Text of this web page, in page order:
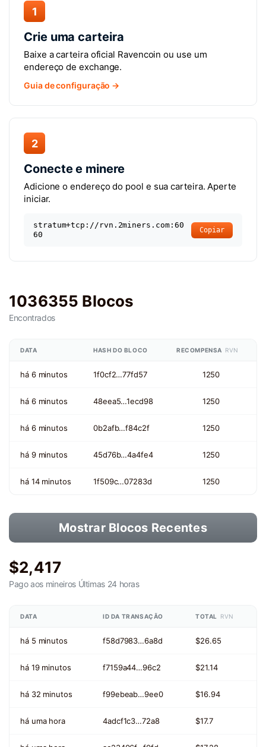
1
Crie uma carteira
Baixe a carteira oficial Ravencoin ou use um
endereço de exchange.
Guia de configuração →
2
Conecte e minere
Adicione o endereço do pool e sua carteira. Aperte
iniciar.
stratum+tcp://rvn.2miners.com:60
60
Copiar
1036355 Blocos
Encontrados
DATA HASH DO BLOCO RECOMPENSA RVN
há 6 minutos 1f0cf2…77fd57 1250
há 6 minutos 48eea5…1ecd98 1250
há 6 minutos 0b2afb…f84c2f 1250
há 9 minutos 45d76b…4a4fe4 1250
há 14 minutos 1f509c…07283d 1250
Mostrar Blocos Recentes
$2,417
Pago aos mineiros Últimas 24 horas
DATA ID DA TRANSAÇÃO TOTAL RVN
há 5 minutos f58d7983…6a8d $26.65
há 19 minutos f7159a44…96c2 $21.14
há 32 minutos f99ebeab…9ee0 $16.94
há uma hora 4adcf1c3…72a8 $17.7